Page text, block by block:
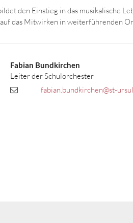
den Einstieg in das musikalische
das Mitwirken in weiterführenden
Fabian Bundkirchen
Leiter der Schulorchester
fabian.bundkirchen@st-